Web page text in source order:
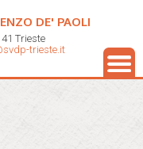
DE' PAOLI
Trieste
trieste.it